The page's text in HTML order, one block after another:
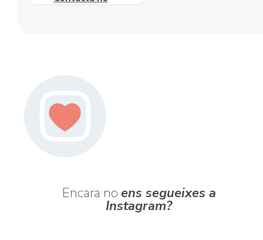
Encara no ens segueixes a
Instagram?